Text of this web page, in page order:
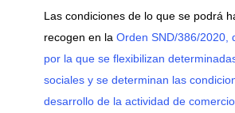
Las condiciones de lo que se podrá
recogen en la Orden SND/386/2020,
por la que se flexibilizan
sociales y se determinan las
desarrollo de la actividad de